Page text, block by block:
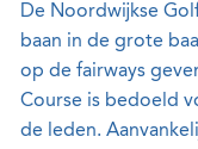
De Noordwijkse
baan in de grote
op de fairways
Course is bedoeld
de leden.